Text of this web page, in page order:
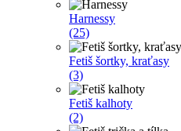
Harnessy
(25)
Fetiš šortky, kraťasy
(3)
Fetiš kalhoty
(2)